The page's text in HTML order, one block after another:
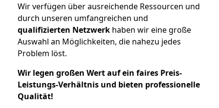
Wir verfügen über ausreichende Ressourcen und
durch unseren umfangreichen und
qualifizierten Netzwerk haben wir eine große
Auswahl an Möglichkeiten, die nahezu jedes
Problem löst.
Wir legen großen Wert auf ein faires Preis-
Leistungs-Verhältnis und bieten professionelle
Qualität!